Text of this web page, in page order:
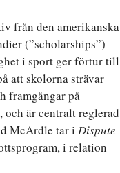
från den amerikanska
(”scholarships”)
i sport ger förtur till
att skolorna strävar
framgångar på
och är centralt reglerad
McArdle tar i Dispute
i relation